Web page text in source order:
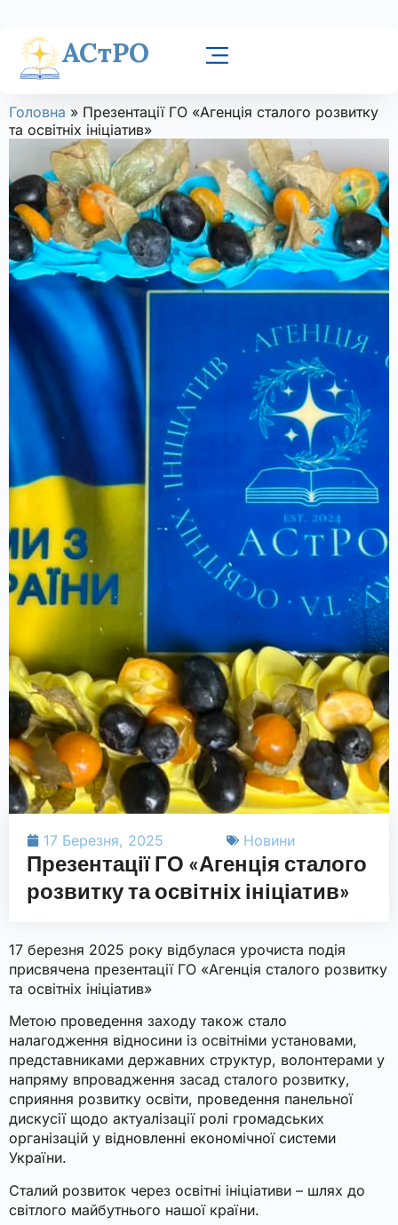
АСтРО
Головна » Презентації ГО «Агенція сталого розвитку
та освітніх ініціатив»
17 Березня, 2025 Новини
Презентації ГО «Агенція сталого
розвитку та освітніх ініціатив»
17 березня 2025 року відбулася урочиста подія
присвячена презентації ГО «Агенція сталого розвитку
та освітніх ініціатив»
Метою проведення заходу також стало
налагодження відносини із освітніми установами,
представниками державних структур, волонтерами у
напряму впровадження засад сталого розвитку,
сприяння розвитку освіти, проведення панельної
дискусії щодо актуалізації ролі громадських
організацій у відновленні економічної системи
України.
Сталий розвиток через освітні ініціативи – шлях до
світлого майбутнього нашої країни.